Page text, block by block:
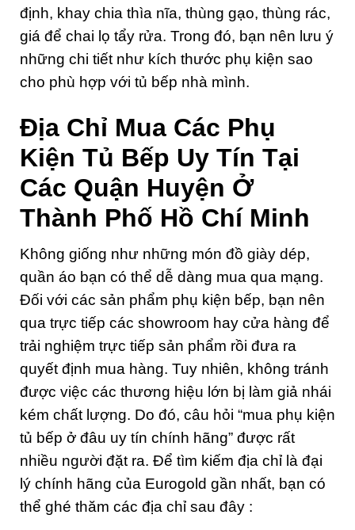
định, khay chia thìa nĩa, thùng gạo, thùng rác,
giá để chai lọ tẩy rửa. Trong đó, bạn nên lưu ý
những chi tiết như kích thước phụ kiện sao
cho phù hợp với tủ bếp nhà mình.
Địa Chỉ Mua Các Phụ
Kiện Tủ Bếp Uy Tín Tại
Các Quận Huyện Ở
Thành Phố Hồ Chí Minh
Không giống như những món đồ giày dép,
quần áo bạn có thể dễ dàng mua qua mạng.
Đối với các sản phẩm phụ kiện bếp, bạn nên
qua trực tiếp các showroom hay cửa hàng để
trải nghiệm trực tiếp sản phẩm rồi đưa ra
quyết định mua hàng. Tuy nhiên, không tránh
được việc các thương hiệu lớn bị làm giả nhái
kém chất lượng. Do đó, câu hỏi “mua phụ kiện
tủ bếp ở đâu uy tín chính hãng” được rất
nhiều người đặt ra. Để tìm kiếm địa chỉ là đại
lý chính hãng của Eurogold gần nhất, bạn có
thể ghé thăm các địa chỉ sau đây :